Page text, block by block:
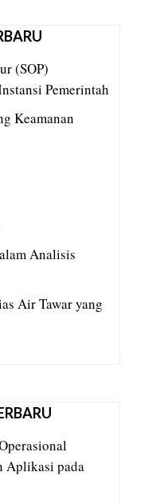
(SOP)
Pemerintah
Keamanan
Analisis
Air Tawar yang
Aplikasi pada